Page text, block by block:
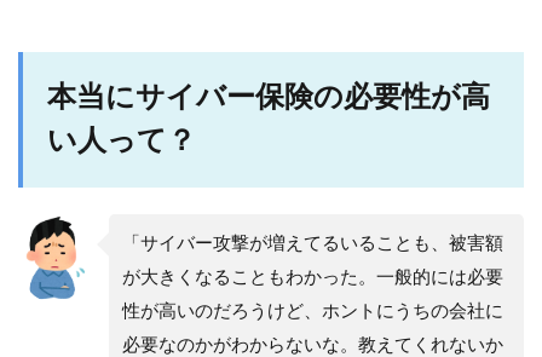
本当にサイバー保険の必要性が高
い人って？
「サイバー攻撃が増えてるいることも、被害額
が大きくなることもわかった。一般的には必要
性が高いのだろうけど、ホントにうちの会社に
必要なのかがわからないな。教えてくれないか